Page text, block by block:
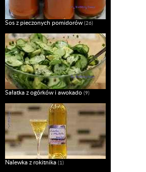
Sos z pieczonych pomidorów (26)
Sałatka z ogórków i awokado (9)
Nalewka z rokitnika (1)